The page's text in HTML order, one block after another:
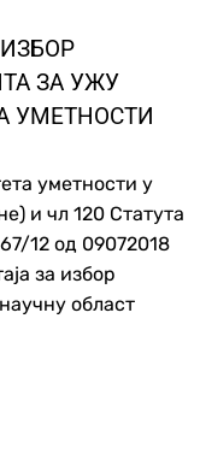
ЗА УЖУ
УМЕТНОСТИ
уметности у
и чл 120 Статута
12 од 09072018
за избор
област